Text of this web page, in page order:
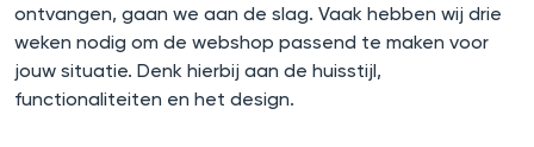
ontvangen, gaan we aan de slag. Vaak hebben wij drie
weken nodig om de webshop passend te maken voor
jouw situatie. Denk hierbij aan de huisstijl,
functionaliteiten en het design.